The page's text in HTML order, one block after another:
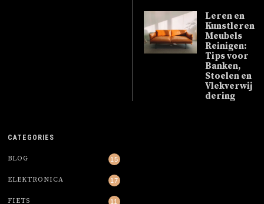
Leren en
Kunstleren
Meubels
Reinigen:
Tips voor
Banken,
Stoelen en
Vlekverwij
dering
CATEGORIES
BLOG 15
ELEKTRONICA 17
FIETS 11